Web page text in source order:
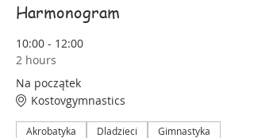
Harmonogram
10:00 - 12:00
2 hours
Na początek
Kostovgymnastics
Akrobatyka Dladzieci
Gimnastyka